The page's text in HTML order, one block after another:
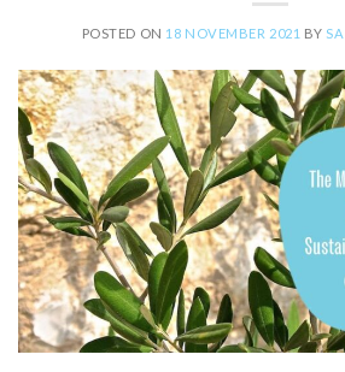
POSTED ON 18 NOVEMBER 2021 BY